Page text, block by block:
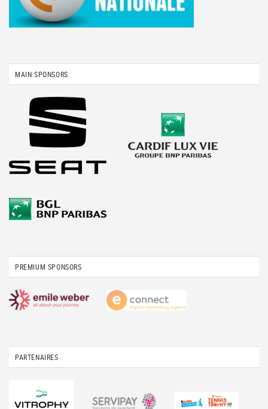
MAIN SPONSORS
PREMIUM SPONSORS
PARTENAIRES